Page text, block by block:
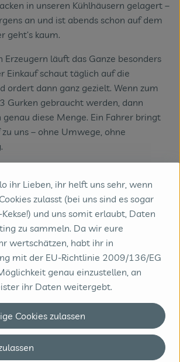
in unseren Kühlhäusern gelagert –
an und ist abends schon auf dem
geht’s kaum.
Erzeugern läuft das Ganze besonders
Einkauf schaut täglich auf die
ordert dann ganz gezielt. Wenn zum
Gurken gebraucht werden, dann
diese Menge. Ein Fahrer bringt
uns – ohne Umwege, ohne
wir in speziellen Thermo-
– so bleibt alles bis zur Haustür
und Gemüse schützen wir mit
– gegen Sonne, Regen und
bist, stellen wir deine Lieferung
deinem Wunschort ab – gerne
unserem Shop Iso-Abdeckhauben für
Du kannst aber auch deine eigenen
nutzen – Hauptsache, deine
gut versorgt.
ihr Lieben, ihr helft uns sehr, wenn
zulasst (bei uns sind es sogar
Kekse!) und uns somit erlaubt, Daten
zu sammeln. Da wir eure
wertschätzen, habt ihr in
mit der EU-Richtlinie 2009/136/EG
genau einzustellen, an
ihr Daten weitergebt.
Cookies zulassen